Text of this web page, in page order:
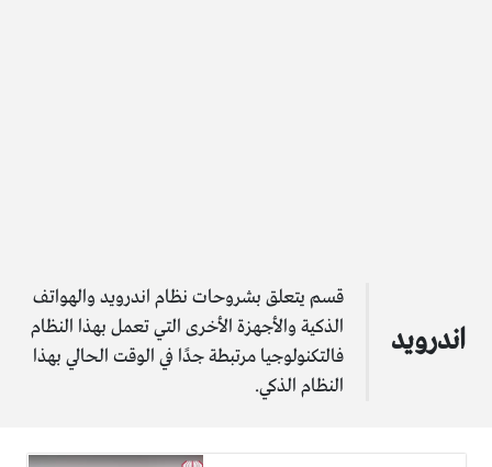
اندرويد
قسم يتعلق بشروحات نظام اندرويد والهواتف
الذكية والأجهزة الأخرى التي تعمل بهذا النظام
فالتكنولوجيا مرتبطة جدًا في الوقت الحالي بهذا
النظام الذكي.